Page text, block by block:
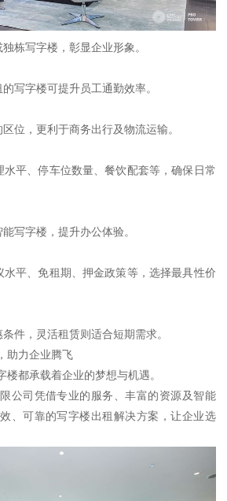
栋写字楼，彰显企业形象。
写字楼可提升员工通勤效率。
位，更利于商务出行及物流运输。
平、停车位数量、餐饮配套等，确保日常
写字楼，提升办公体验。
平、免租期、押金政策等，选择最具性价
件，灵活租赁则适合短期需求。
助力企业腾飞
都承载着企业的梦想与机遇。
公司凭借专业的服务、丰富的资源及智能
、可靠的写字楼出租解决方案，让企业选